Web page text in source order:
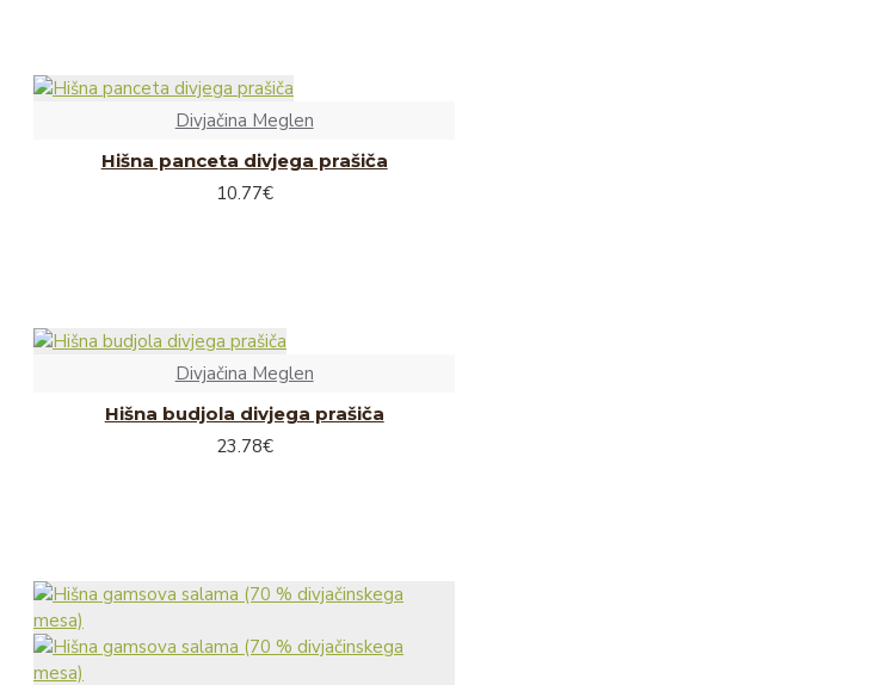
Iz hišne špajze
Vložnine
Liofilizirane juhe
Rokodelski izdelki
Naravna kozmetika
Leseni izdelki
Keramični izdelki
Divjačina Meglen
Hišna panceta divjega prašiča
10.77€
Divjačina Meglen
Hišna budjola divjega prašiča
23.78€